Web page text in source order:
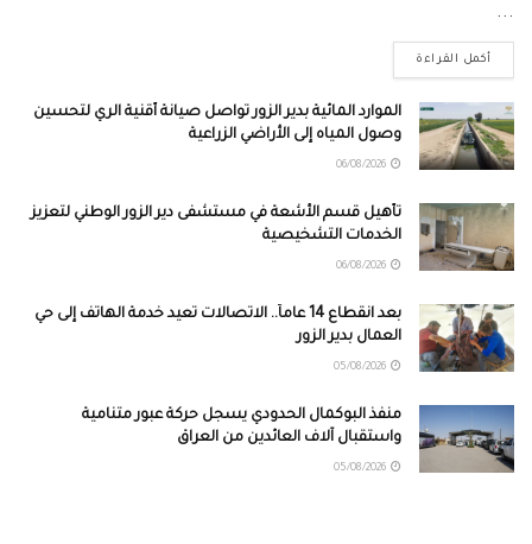
...
أكمل القراءة
الموارد المائية بدير الزور تواصل صيانة أقنية الري لتحسين
وصول المياه إلى الأراضي الزراعية
تأهيل قسم الأشعة في مستشفى دير الزور الوطني لتعزيز
الخدمات التشخيصية
بعد انقطاع 14 عاماً.. الاتصالات تعيد خدمة الهاتف إلى حي
العمال بدير الزور
منفذ البوكمال الحدودي يسجل حركة عبور متنامية
واستقبال آلاف العائدين من العراق